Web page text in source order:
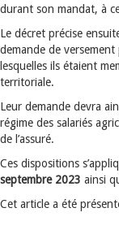
durant son mandat, à
Le décret précise
demande de
lesquelles ils étaient
territoriale.
Leur demande devra
régime des salariés
de l’assuré.
Ces dispositions
septembre 2023 ainsi
Cet article a été